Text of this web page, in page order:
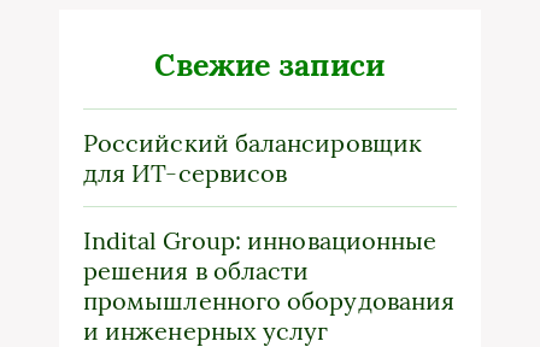
Свежие записи
Российский балансировщик
для ИТ-сервисов
Indital Group: инновационные
решения в области
промышленного оборудования
и инженерных услуг